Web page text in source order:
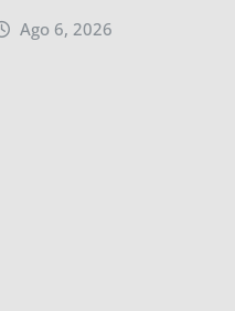
Ago 6, 2026